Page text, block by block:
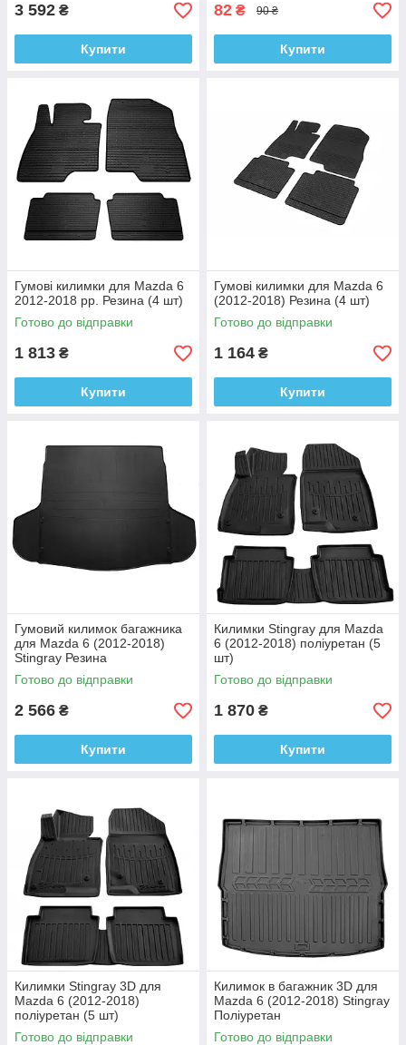
3 592 ₴
Купити
82 ₴ 90 ₴
Купити
Гумові килимки для Mazda 6
2012-2018 рр. Резина (4 шт)
Готово до відправки
1 813 ₴
Купити
Гумові килимки для Mazda 6
(2012-2018) Резина (4 шт)
Готово до відправки
1 164 ₴
Купити
Гумовий килимок багажника
для Mazda 6 (2012-2018)
Stingray Резина
Готово до відправки
2 566 ₴
Купити
Килимки Stingray для Mazda
6 (2012-2018) поліуретан (5
шт)
Готово до відправки
1 870 ₴
Купити
Килимки Stingray 3D для
Mazda 6 (2012-2018)
поліуретан (5 шт)
Готово до відправки
Килимок в багажник 3D для
Mazda 6 (2012-2018) Stingray
Поліуретан
Готово до відправки